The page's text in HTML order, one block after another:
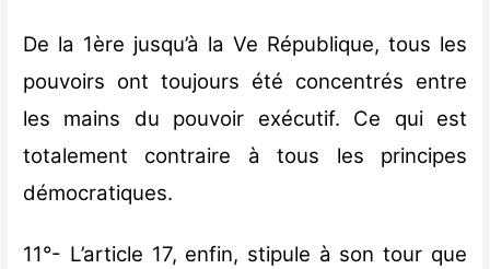
De la 1ère jusqu’à la Ve République, tous les
pouvoirs ont toujours été concentrés entre
les mains du pouvoir exécutif. Ce qui est
totalement contraire à tous les principes
démocratiques.
11°- L’article 17, enfin, stipule à son tour que